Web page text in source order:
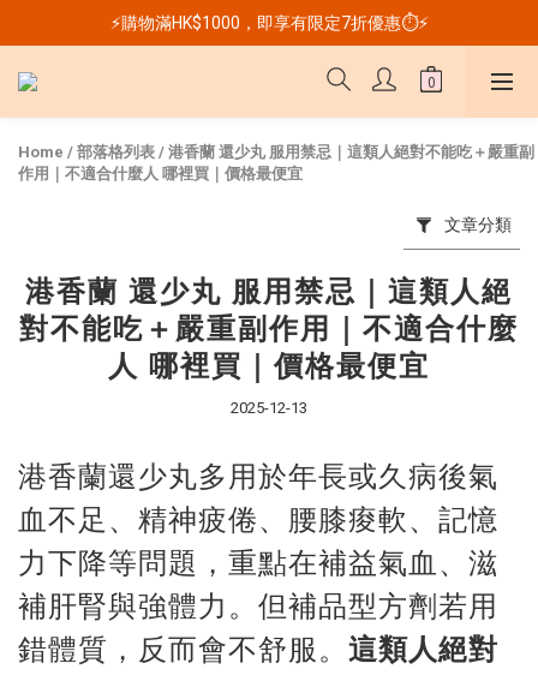
⚡購物滿HK$1000，即享有限定7折優惠⏱️⚡
Home / 部落格列表 / 港香蘭 還少丸 服用禁忌｜這類人絕對不能吃＋嚴重副
作用｜不適合什麼人 哪裡買｜價格最便宜
文章分類
港香蘭 還少丸 服用禁忌｜這類人絕
對不能吃＋嚴重副作用｜不適合什麼
人 哪裡買｜價格最便宜
2025-12-13
港香蘭還少丸多用於年長或久病後氣
血不足、精神疲倦、腰膝痠軟、記憶
力下降等問題，重點在補益氣血、滋
補肝腎與強體力。但補品型方劑若用
錯體質，反而會不舒服。 這類人絕對